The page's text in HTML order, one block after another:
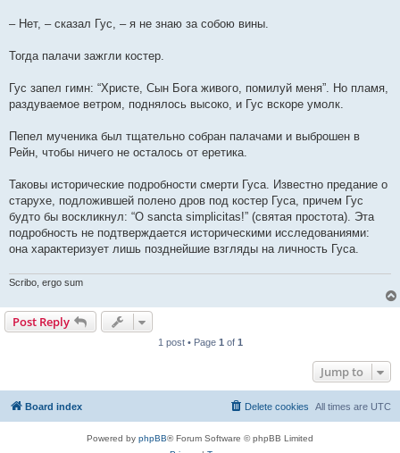
– Нет, – сказал Гус, – я не знаю за собою вины.
Тогда палачи зажгли костер.
Гус запел гимн: “Христе, Сын Бога живого, помилуй меня”. Но пламя,
раздуваемое ветром, поднялось высоко, и Гус вскоре умолк.
Пепел мученика был тщательно собран палачами и выброшен в
Рейн, чтобы ничего не осталось от еретика.
Таковы исторические подробности смерти Гуса. Известно предание о
старухе, подложившей полено дров под костер Гуса, причем Гус
будто бы воскликнул: “О sancta simplicitas!” (святая простота). Эта
подробность не подтверждается историческими исследованиями:
она характеризует лишь позднейшие взгляды на личность Гуса.
Scribo, ergo sum
Post Reply
1 post • Page 1 of 1
Jump to
Board index All times are UTC
Delete cookies
Powered by phpBB® Forum Software © phpBB Limited